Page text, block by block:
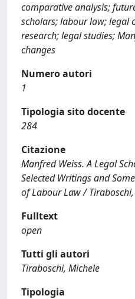
comparative analysis;
scholars; labour law; legal
research; legal studies;
changes
Numero autori
1
Tipologia sito docente
284
Citazione
Manfred Weiss. A Legal
Selected Writings and
of Labour Law /
Fulltext
open
Tutti gli autori
Tiraboschi, Michele
Tipologia